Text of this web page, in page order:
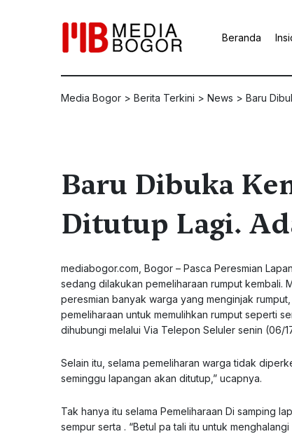
Beranda
Media Bogor > Berita Terkini > News > Baru
Baru Dibuka
Ditutup Lagi.
mediabogor.com , Bogor – Pasca Peresmian
sedang dilakukan pemeliharaan rumput kembali.
peresmian banyak warga yang menginjak
pemeliharaan untuk memulihkan rumput seperti
dihubungi melalui Via Telepon Seluler senin (06/
Selain itu, selama pemeliharan warga tidak
seminggu lapangan akan ditutup,” ucapnya.
Tak hanya itu selama Pemeliharaan Di samping
sempur serta . “Betul pa tali itu untuk